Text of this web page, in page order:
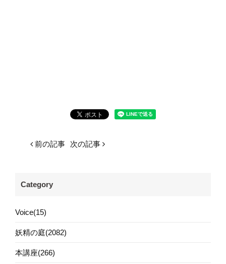
前の記事 次の記事
Category
Voice(15)
妖精の庭(2082)
本講座(266)